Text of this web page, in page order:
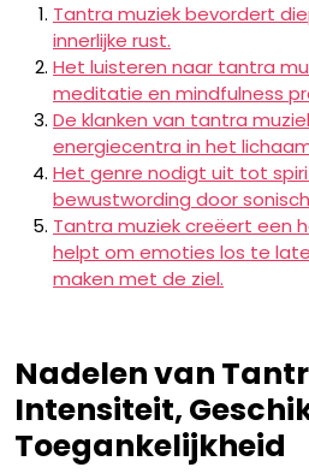
Tantra muziek bevordert
innerlijke rust.
Het luisteren naar tantra
meditatie en mindfulness
De klanken van tantra
energiecentra in het
Het genre nodigt uit tot
bewustwording door
Tantra muziek creëert een
helpt om emoties los te
maken met de ziel.
Nadelen van
Intensiteit,
Toegankelijkheid